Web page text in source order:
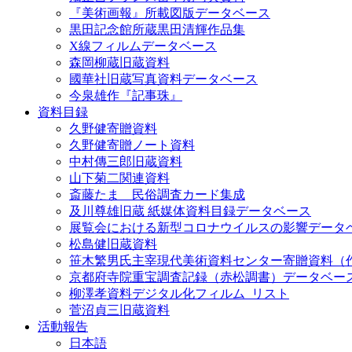
『美術画報』所載図版データベース
黒田記念館所蔵黒田清輝作品集
X線フィルムデータベース
森岡柳蔵旧蔵資料
國華社旧蔵写真資料データベース
今泉雄作『記事珠』
資料目録
久野健寄贈資料
久野健寄贈ノート資料
中村傳三郎旧蔵資料
山下菊二関連資料
斎藤たま 民俗調査カード集成
及川尊雄旧蔵 紙媒体資料目録データベース
展覧会における新型コロナウイルスの影響データ
松島健旧蔵資料
笹木繁男氏主宰現代美術資料センター寄贈資料（
京都府寺院重宝調査記録（赤松調書）データベー
柳澤孝資料デジタル化フィルム_リスト
菅沼貞三旧蔵資料
活動報告
日本語